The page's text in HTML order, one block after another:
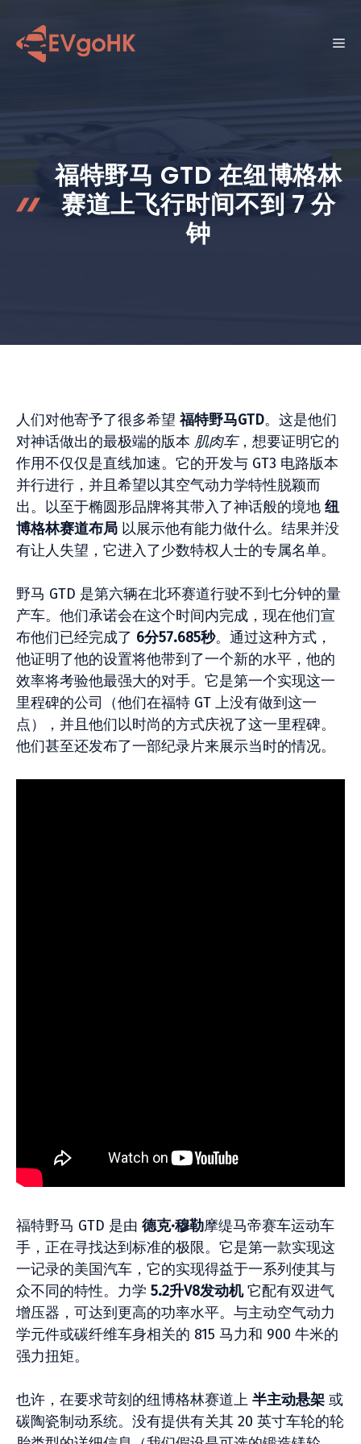
菜
福特野马 GTD 在纽博格林
赛道上飞行时间不到 7 分
钟
人们对他寄予了很多希望 福特野马GTD。这是他们
对神话做出的最极端的版本 肌肉车，想要证明它的
作用不仅仅是直线加速。它的开发与 GT3 电路版本
并行进行，并且希望以其空气动力学特性脱颖而
出。以至于椭圆形品牌将其带入了神话般的境地 纽
博格林赛道布局 以展示他有能力做什么。结果并没
有让人失望，它进入了少数特权人士的专属名单。
野马 GTD 是第六辆在北环赛道行驶不到七分钟的量
产车。他们承诺会在这个时间内完成，现在他们宣
布他们已经完成了 6分57.685秒。通过这种方式，
他证明了他的设置将他带到了一个新的水平，他的
效率将考验他最强大的对手。它是第一个实现这一
里程碑的公司（他们在福特 GT 上没有做到这一
点），并且他们以时尚的方式庆祝了这一里程碑。
他们甚至还发布了一部纪录片来展示当时的情况。
福特野马 GTD 是由 德克·穆勒摩缇马帝赛车运动车
手，正在寻找达到标准的极限。它是第一款实现这
一记录的美国汽车，它的实现得益于一系列使其与
众不同的特性。力学 5.2升V8发动机它配有双进气
增压器，可达到更高的功率水平。与主动空气动力
学元件或碳纤维车身相关的 815 马力和 900 牛米的
强力扭矩。
也许，在要求苛刻的纽博格林赛道上 半主动悬架 或
碳陶瓷制动系统。没有提供有关其 20 英寸车轮的轮